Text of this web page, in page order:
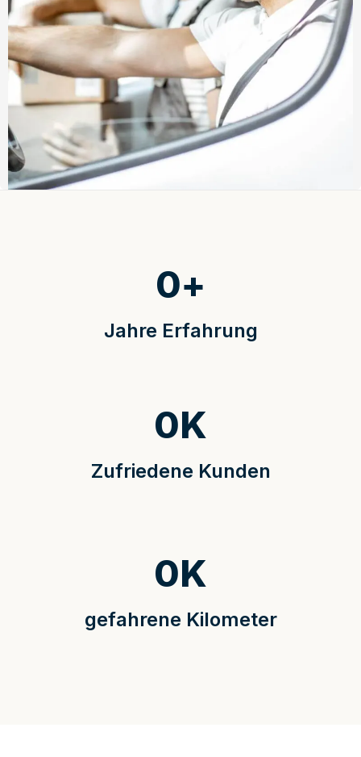
Jahre Erfahrung
0+
Zufriedene Kunden
0K
gefahrene Kilometer
0K